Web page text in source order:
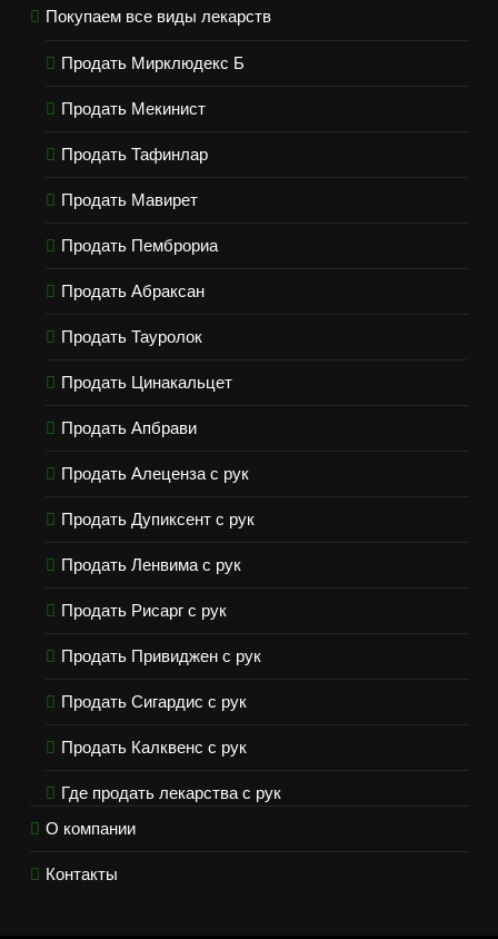
Покупаем все виды лекарств
Продать Мирклюдекс Б
Продать Мекинист
Продать Тафинлар
Продать Мавирет
Продать Пемброриа
Продать Абраксан
Продать Тауролок
Продать Цинакальцет
Продать Апбрави
Продать Алеценза с рук
Продать Дупиксент с рук
Продать Ленвима с рук
Продать Рисарг с рук
Продать Привиджен с рук
Продать Сигардис с рук
Продать Калквенс с рук
Где продать лекарства с рук
О компании
Контакты